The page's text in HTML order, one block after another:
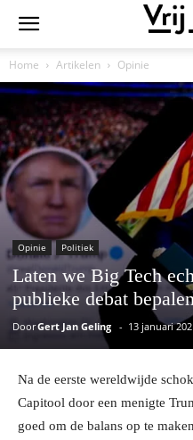
Home Artikelen Opinie
Opinie Politiek
Laten we Big Tech
publieke debat
DoorGert Jan Geling - 13 januari
Na de eerste wereldwijde
Capitool door een menigte
goed om de balans op te